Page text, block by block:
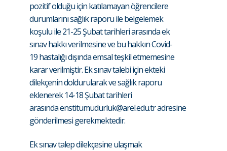
pozitif olduğu için katılamayan öğrencilere
durumlarını sağlık raporu ile belgelemek
koşulu ile 21-25 Şubat tarihleri arasında ek
sınav hakkı verilmesine ve bu hakkın Covid-
19 hastalığı dışında emsal teşkil etmemesine
karar verilmiştir. Ek sınav talebi için ekteki
dilekçenin doldurularak ve sağlık raporu
eklenerek 14-18 Şubat tarihleri
arasındaenstitumudurluk@arel.edu.tradresine
gönderilmesi gerekmektedir.
Ek sınav talep dilekçesine ulaşmak